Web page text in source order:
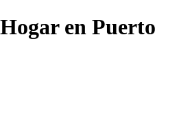
en Puerto